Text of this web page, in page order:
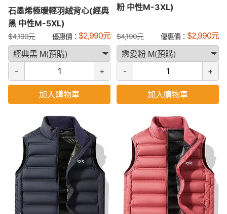
石墨烯極暖輕羽絨背心(經典
黑 中性M-5XL)
$4,190元 優惠價： $2,990元
- +
加入購物車
粉 中性M-3XL)
$4,190元 優惠價： $2,990元
- +
加入購物車